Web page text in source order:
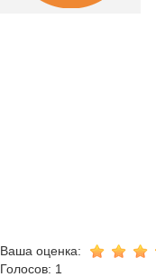
Ваша оценка:
Голосов: 1